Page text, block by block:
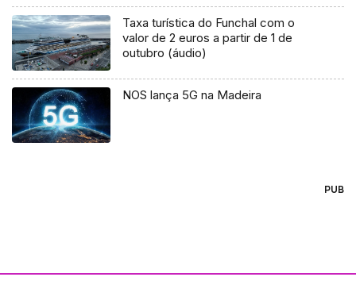
Taxa turística do Funchal com o
valor de 2 euros a partir de 1 de
outubro (áudio)
NOS lança 5G na Madeira
PUB